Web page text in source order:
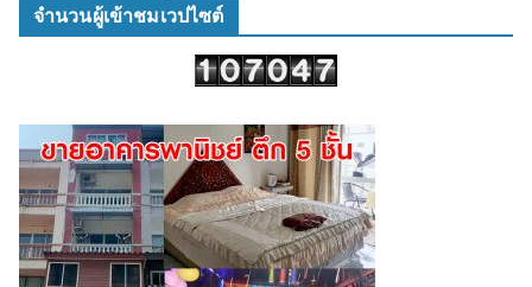
จำนวนผู้เข้าชมเวปไซต์